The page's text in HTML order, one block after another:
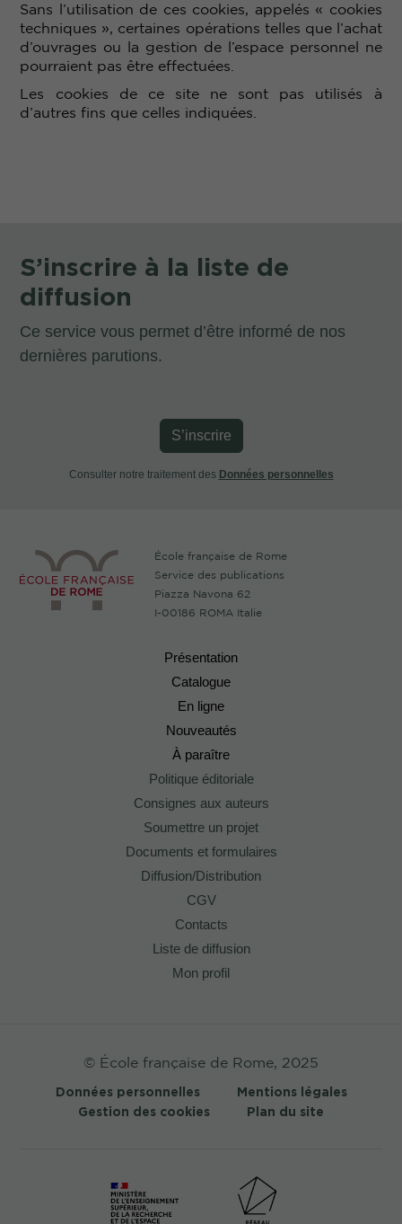
Sans l’utilisation de ces cookies, appelés « cookies
techniques », certaines opérations telles que l’achat
d’ouvrages ou la gestion de l’espace personnel ne
pourraient pas être effectuées.
Les cookies de ce site ne sont pas utilisés à
d’autres fins que celles indiquées.
S’inscrire à la liste de
diffusion
Ce service vous permet d’être informé de nos
dernières parutions.
S’inscrire
Consulter notre traitement des Données personnelles
École française de Rome
Service des publications
Piazza Navona 62
I-00186 ROMA Italie
Présentation
Catalogue
En ligne
Nouveautés
À paraître
Politique éditoriale
Consignes aux auteurs
Soumettre un projet
Documents et formulaires
Diffusion/Distribution
CGV
Contacts
Liste de diffusion
Mon profil
© École française de Rome, 2025
Données personnelles
Mentions légales
Gestion des cookies
Plan du site